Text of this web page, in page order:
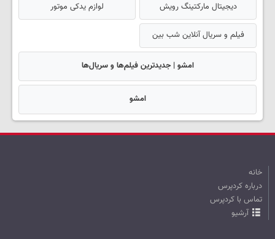
دیجیتال مارکتینگ رویش لوازم یدکی موتور
فیلم و سریال آنلاین شب بین
امشو | جدیدترین فیلم‌ها و سریال‌ها
امشو
خانه
درباره کردپرس
تماس با کردپرس
آرشیو